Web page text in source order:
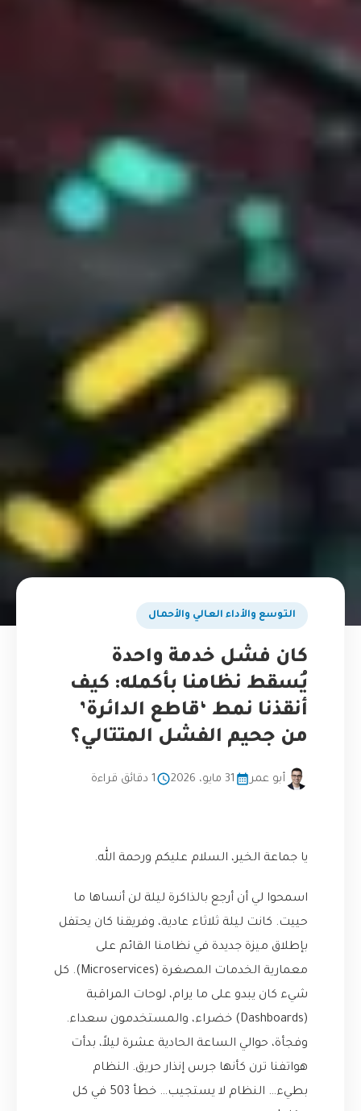
التوسع والأداء العالي والأحمال
كان فشل خدمة واحدة
يُسقط نظامنا بأكمله: كيف
أنقذنا نمط ‘قاطع الدائرة’
من جحيم الفشل المتتالي؟
أبو عمر 31 مايو، 2026 1 دقائق قراءة
يا جماعة الخير، السلام عليكم ورحمة الله.
اسمحوا لي أن أرجع بالذاكرة ليلة لن أنساها ما
حييت. كانت ليلة ثلاثاء عادية، وفريقنا كان يحتفل
بإطلاق ميزة جديدة في نظامنا القائم على
معمارية الخدمات المصغرة (Microservices). كل
شيء كان يبدو على ما يرام، لوحات المراقبة
(Dashboards) خضراء، والمستخدمون سعداء.
وفجأة، حوالي الساعة الحادية عشرة ليلاً، بدأت
هواتفنا ترن كأنها جرس إنذار حريق. النظام
بطيء… النظام لا يستجيب… خطأ 503 في كل